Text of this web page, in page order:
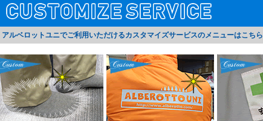
アルベロットユニでご利用いただけるカスタマイズサービスのメニューはこちら